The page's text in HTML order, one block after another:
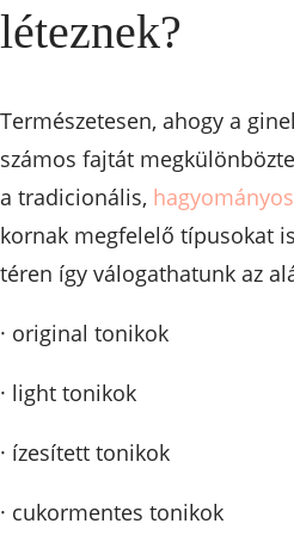
léteznek?
Természetesen, ahogy a
számos fajtát
a tradicionális,
kornak megfelelő típusokat
téren így válogathatunk az
· original tonikok
· light tonikok
· ízesített tonikok
· cukormentes tonikok